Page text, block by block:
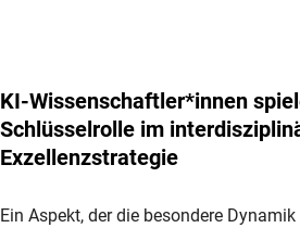
KI-Wissenschaftler*innen
Schlüsselrolle im
Exzellenzstrategie
Ein Aspekt, der die besondere